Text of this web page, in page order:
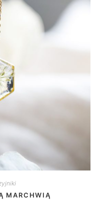
MARCHWIĄ